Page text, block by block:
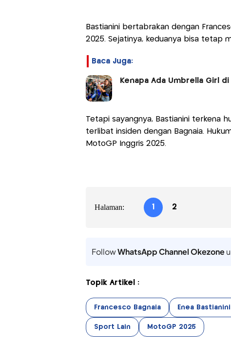
Bastianini bertabrakan dengan
2025. Sejatinya, keduanya bisa tetap
Baca Juga:
Kenapa Ada Umbrella Girl
Tetapi sayangnya, Bastianini terkena
terlibat insiden dengan Bagnaia.
MotoGP Inggris 2025.
Halaman: 1 2
FollowWhatsApp Channel Okezone
Topik Artikel :
Francesco Bagnaia Enea Bastianini
Sport Lain MotoGP 2025